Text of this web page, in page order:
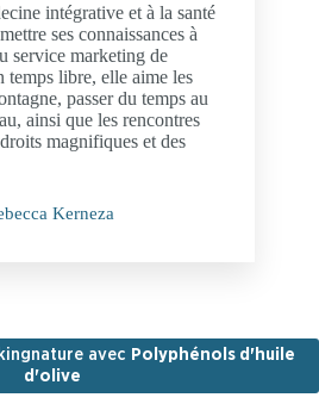
intégrative et à la santé
ses connaissances à
service marketing de
temps libre, elle aime les
passer du temps au
ainsi que les rencontres
magnifiques et des
Kerneza
avec Polyphénols d'huile
d'olive